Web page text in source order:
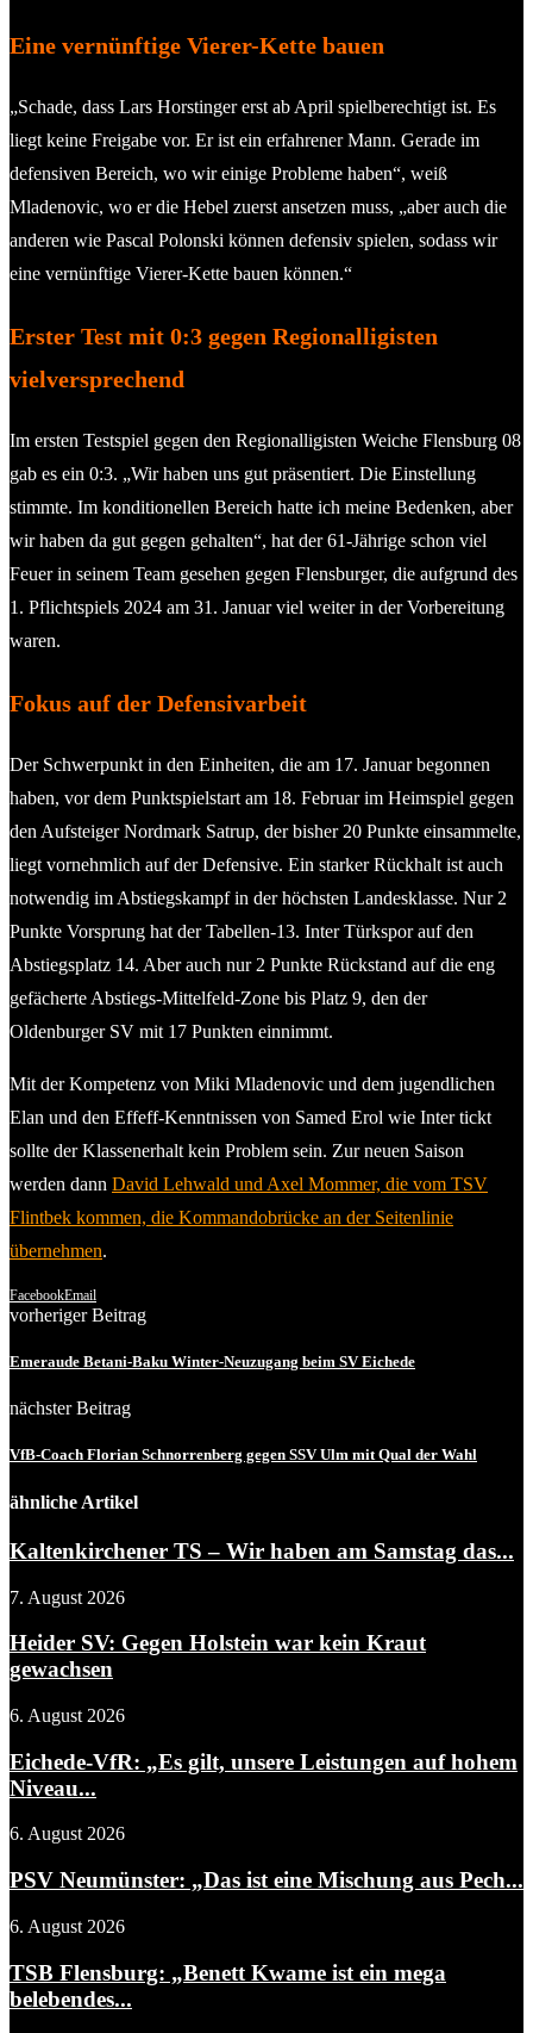
Eine vernünftige Vierer-Kette bauen
„Schade, dass Lars Horstinger erst ab April spielberechtigt ist. Es
liegt keine Freigabe vor. Er ist ein erfahrener Mann. Gerade im
defensiven Bereich, wo wir einige Probleme haben“, weiß
Mladenovic, wo er die Hebel zuerst ansetzen muss, „aber auch die
anderen wie Pascal Polonski können defensiv spielen, sodass wir
eine vernünftige Vierer-Kette bauen können.“
Erster Test mit 0:3 gegen Regionalligisten
vielversprechend
Im ersten Testspiel gegen den Regionalligisten Weiche Flensburg 08
gab es ein 0:3. „Wir haben uns gut präsentiert. Die Einstellung
stimmte. Im konditionellen Bereich hatte ich meine Bedenken, aber
wir haben da gut gegen gehalten“, hat der 61-Jährige schon viel
Feuer in seinem Team gesehen gegen Flensburger, die aufgrund des
1. Pflichtspiels 2024 am 31. Januar viel weiter in der Vorbereitung
waren.
Fokus auf der Defensivarbeit
Der Schwerpunkt in den Einheiten, die am 17. Januar begonnen
haben, vor dem Punktspielstart am 18. Februar im Heimspiel gegen
den Aufsteiger Nordmark Satrup, der bisher 20 Punkte einsammelte,
liegt vornehmlich auf der Defensive. Ein starker Rückhalt ist auch
notwendig im Abstiegskampf in der höchsten Landesklasse. Nur 2
Punkte Vorsprung hat der Tabellen-13. Inter Türkspor auf den
Abstiegsplatz 14. Aber auch nur 2 Punkte Rückstand auf die eng
gefächerte Abstiegs-Mittelfeld-Zone bis Platz 9, den der
Oldenburger SV mit 17 Punkten einnimmt.
Mit der Kompetenz von Miki Mladenovic und dem jugendlichen
Elan und den Effeff-Kenntnissen von Samed Erol wie Inter tickt
sollte der Klassenerhalt kein Problem sein. Zur neuen Saison
werden dann David Lehwald und Axel Mommer, die vom TSV
Flintbek kommen, die Kommandobrücke an der Seitenlinie
übernehmen.
FacebookEmail
vorheriger Beitrag
Emeraude Betani-Baku Winter-Neuzugang beim SV Eichede
nächster Beitrag
VfB-Coach Florian Schnorrenberg gegen SSV Ulm mit Qual der Wahl
ähnliche Artikel
Kaltenkirchener TS – Wir haben am Samstag das...
7. August 2026
Heider SV: Gegen Holstein war kein Kraut
gewachsen
6. August 2026
Eichede-VfR: „Es gilt, unsere Leistungen auf hohem
Niveau...
6. August 2026
PSV Neumünster: „Das ist eine Mischung aus Pech...
6. August 2026
TSB Flensburg: „Benett Kwame ist ein mega
belebendes...